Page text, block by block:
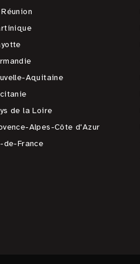
Aquitaine
de la Loire
Alpes-Côte d'Azur
de-France